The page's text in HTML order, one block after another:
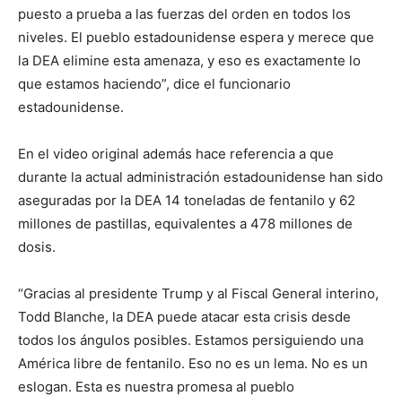
puesto a prueba a las fuerzas del orden en todos los
niveles. El pueblo estadounidense espera y merece que
la DEA elimine esta amenaza, y eso es exactamente lo
que estamos haciendo”, dice el funcionario
estadounidense.
En el video original además hace referencia a que
durante la actual administración estadounidense han sido
aseguradas por la DEA 14 toneladas de fentanilo y 62
millones de pastillas, equivalentes a 478 millones de
dosis.
“Gracias al presidente Trump y al Fiscal General interino,
Todd Blanche, la DEA puede atacar esta crisis desde
todos los ángulos posibles. Estamos persiguiendo una
América libre de fentanilo. Eso no es un lema. No es un
eslogan. Esta es nuestra promesa al pueblo